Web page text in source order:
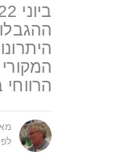
לפני 3